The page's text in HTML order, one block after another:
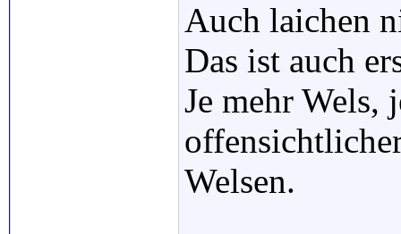
Auch laichen
Das ist auch
Je mehr Wels,
Welsen.